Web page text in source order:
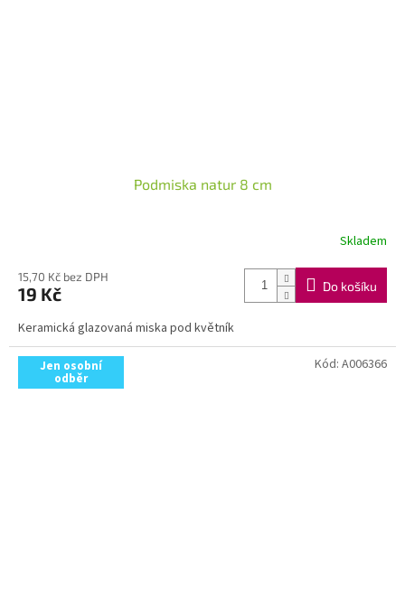
Podmiska natur 8 cm
Skladem
15,70 Kč bez DPH
19 Kč Do košíku
Keramická glazovaná miska pod květník
Jen osobní
odběr
Kód: A006366